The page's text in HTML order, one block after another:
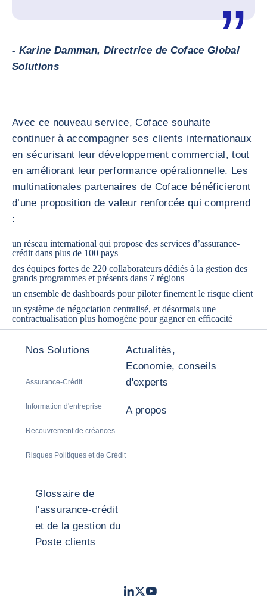
- Karine Damman, Directrice de Coface Global
Solutions
Avec ce nouveau service, Coface souhaite
continuer à accompagner ses clients internationaux
en sécurisant leur développement commercial, tout
en améliorant leur performance opérationnelle. Les
multinationales partenaires de Coface bénéficieront
d’une proposition de valeur renforcée qui comprend
:
un réseau international qui propose des services d’assurance-
crédit dans plus de 100 pays
des équipes fortes de 220 collaborateurs dédiés à la gestion des
grands programmes et présents dans 7 régions
un ensemble de dashboards pour piloter finement le risque client
un système de négociation centralisé, et désormais une
contractualisation plus homogène pour gagner en efficacité
Nos Solutions
Assurance-Crédit
Information d'entreprise
Recouvrement de créances
Risques Politiques et de Crédit
Actualités,
Economie, conseils
d'experts
A propos
Glossaire de
l'assurance-crédit
et de la gestion du
Poste clients
LinkedIn
TwitterYoutube